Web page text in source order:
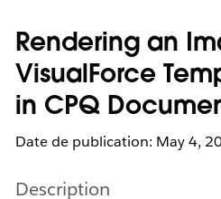
Rendering an
VisualForce
in CPQ
Date de publication: May 4,
Description